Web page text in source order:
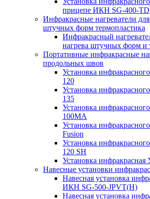
прицепе ИКН SG-400-TD
Инфракрасные нагреватели
штучных форм термопластика
Инфракрасный
нагрева штучных форм и
Портативные инфракрасные
продольных швов
Установка
120
Установка
135
Установка
100МА
Установка
Fusion
Установка
120 SH
Установка
Навесные установки
Навесная установка
ИКН SG-500-JPVT(H)
Навесная установка